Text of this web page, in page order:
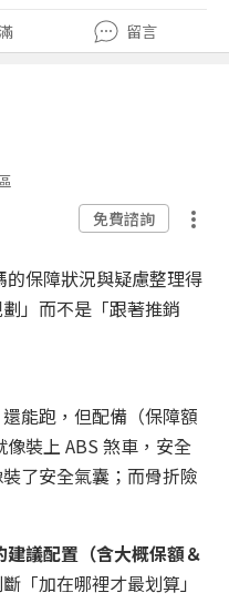
留言
免費諮詢
保障狀況與疑慮整理得
」而不是「跟著推銷
能跑，但配備（保障額
裝上 ABS 煞車，安全
了安全氣囊；而骨折險
議配置（含大概保額＆
「加在哪裡才最划算」